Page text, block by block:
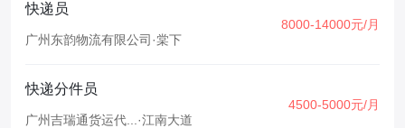
快递员
广州东韵物流有限公司 ·棠下
8000-14000元/月
快递分件员
广州吉瑞通货运代... ·江南大道
4500-5000元/月